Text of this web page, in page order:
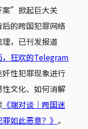
案”掀起巨大关
的跨国犯罪网络
，已刊发报道
，狂欢的Telegram
奸性犯罪现象进行
文化、如何消解
《端对谈｜跨国迷
如此恶意？》 。